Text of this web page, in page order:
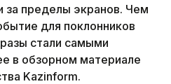
за пределы экранов. Чем
для поклонников
стали самыми
в обзорном материале
Kazinform.